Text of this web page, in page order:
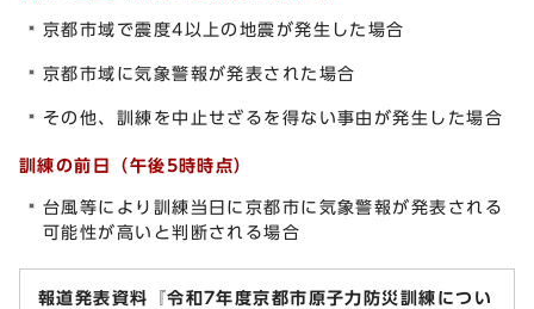
京都市域で震度4以上の地震が発生した場合
京都市域に気象警報が発表された場合
その他、訓練を中止せざるを得ない事由が発生した場合
訓練の前日（午後5時時点）
台風等により訓練当日に京都市に気象警報が発表される
可能性が高いと判断される場合
報道発表資料『令和7年度京都市原子力防災訓練につい